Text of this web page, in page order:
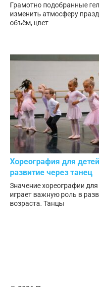
Грамотно подобранные
изменить атмосферу
объём, цвет
Хореография для
развитие через танец
Значение хореографии
играет важную роль в
возраста. Танцы